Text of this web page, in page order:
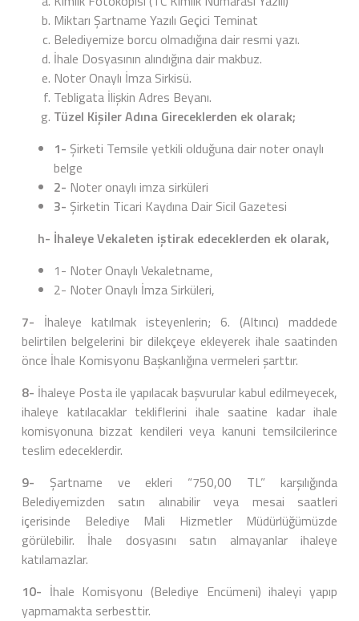
Miktarı Şartname Yazılı Geçici Teminat
Belediyemize borcu olmadığına dair resmi yazı.
İhale Dosyasının alındığına dair makbuz.
Noter Onaylı İmza Sirkisü.
Tebligata İlişkin Adres Beyanı.
Tüzel Kişiler Adına Gireceklerden ek olarak;
1- Şirketi Temsile yetkili olduğuna dair noter onaylı
belge
2- Noter onaylı imza sirküleri
3- Şirketin Ticari Kaydına Dair Sicil Gazetesi
h- İhaleye Vekaleten iştirak edeceklerden ek olarak,
1- Noter Onaylı Vekaletname,
2- Noter Onaylı İmza Sirküleri,
7- İhaleye katılmak isteyenlerin; 6. (Altıncı) maddede
belirtilen belgelerini bir dilekçeye ekleyerek ihale saatinden
önce İhale Komisyonu Başkanlığına vermeleri şarttır.
8- İhaleye Posta ile yapılacak başvurular kabul edilmeyecek,
ihaleye katılacaklar tekliflerini ihale saatine kadar ihale
komisyonuna bizzat kendileri veya kanuni temsilcilerince
teslim edeceklerdir.
9- Şartname ve ekleri “750,00 TL” karşılığında
Belediyemizden satın alınabilir veya mesai saatleri
içerisinde Belediye Mali Hizmetler Müdürlüğümüzde
görülebilir. İhale dosyasını satın almayanlar ihaleye
katılamazlar.
10- İhale Komisyonu (Belediye Encümeni) ihaleyi yapıp
yapmamakta serbesttir.